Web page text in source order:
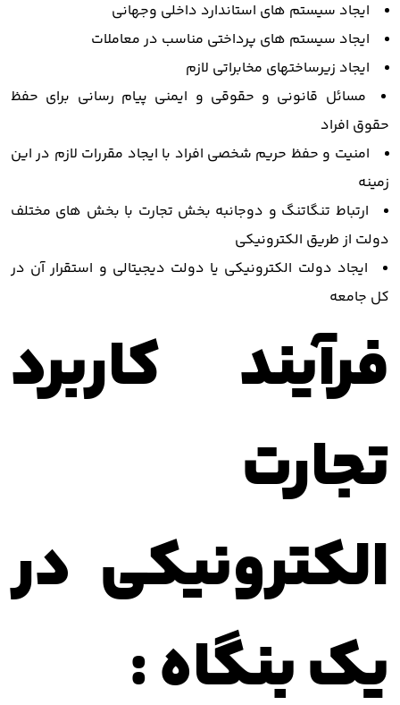
ایجاد سیستم های استاندارد داخلی وجهانی
ایجاد سیستم های پرداختی مناسب در معاملات
ایجاد زیرساختهای مخابراتی لازم
مسائل قانونی و حقوقی و ایمنی پیام رسانی برای حفظ
حقوق افراد
امنیت و حفظ حریم شخصی افراد با ایجاد مقررات لازم در این
زمینه
ارتباط تنگاتنگ و دوجانبه بخش تجارت با بخش های مختلف
دولت از طریق الکترونیکی
ایجاد دولت الکترونیکی یا دولت دیجیتالی و استقرار آن در
کل جامعه
فرآیند کاربرد
تجارت
الکترونیکی در
یک بنگاه :